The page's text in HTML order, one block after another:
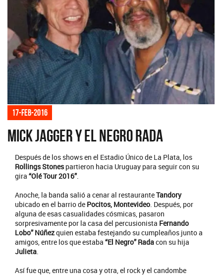
17-feb-2016
Mick Jagger y El Negro Rada
Después de los shows en el Estadio Único de La Plata, los
Rollings Stonespartieron hacia Uruguay para seguir con su
gira “Olé Tour 2016”.
Anoche, la banda salió a cenar al restauranteTandory
ubicado en el barrio de Pocitos, Montevideo. Después, por
alguna de esas casualidades cósmicas, pasaron
sorpresivamente por la casa del percusionista Fernando
Lobo” Núñezquien estaba festejando su cumpleaños junto a
amigos, entre los que estaba “El Negro” Radacon su hija
Julieta.
Así fue que, entre una cosa y otra, el rock y el candombe